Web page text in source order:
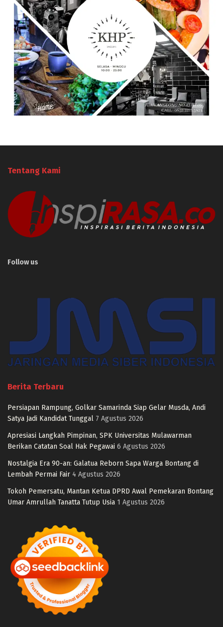
Tentang Kami
Follow us
Berita Terbaru
Persiapan Rampung, Golkar Samarinda Siap Gelar Musda, Andi
Satya Jadi Kandidat Tunggal 7 Agustus 2026
Apresiasi Langkah Pimpinan, SPK Universitas Mulawarman
Berikan Catatan Soal Hak Pegawai 6 Agustus 2026
Nostalgia Era 90-an: Galatua Reborn Sapa Warga Bontang di
Lembah Permai Fair 4 Agustus 2026
Tokoh Pemersatu, Mantan Ketua DPRD Awal Pemekaran Bontang
Umar Amrullah Tanatta Tutup Usia 1 Agustus 2026